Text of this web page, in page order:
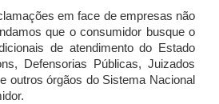
em face de empresas não
que o consumidor busque o
de atendimento do Estado
Defensorias Públicas, Juizados
outros órgãos do Sistema Nacional